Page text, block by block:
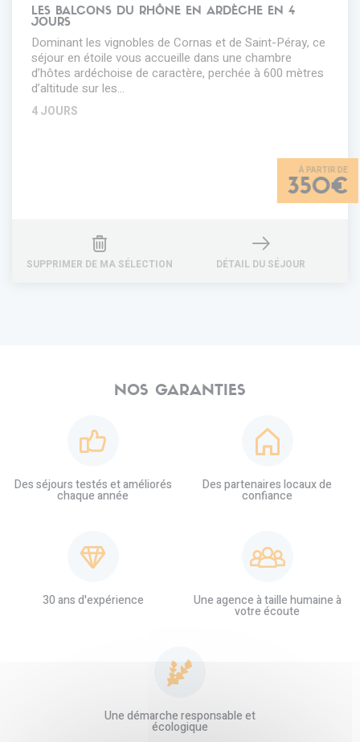
LES BALCONS DU RHÔNE EN ARDÈCHE EN 4
JOURS
Dominant les vignobles de Cornas et de Saint-Péray, ce
séjour en étoile vous accueille dans une chambre
d’hôtes ardéchoise de caractère, perchée à 600 mètres
d’altitude sur les…
4 JOURS
350€
SUPPRIMER DE MA SÉLECTION DÉTAIL DU SÉJOUR
NOS GARANTIES
Des séjours testés et améliorés
chaque année
Des partenaires locaux de
confiance
30 ans d'expérience Une agence à taille humaine à
votre écoute
Une démarche responsable et
écologique